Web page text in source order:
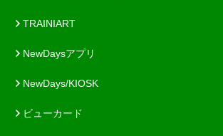
TRAINIART
NewDaysアプリ
NewDays/KIOSK
ビューカード